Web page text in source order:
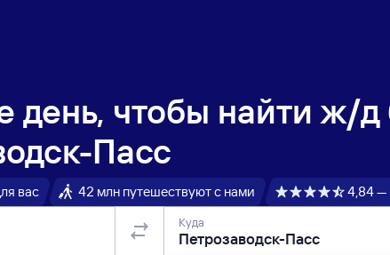
день, чтобы найти ж/д
Пасс
вас 42 млн путешествуют с нами 4,84 —
Куда